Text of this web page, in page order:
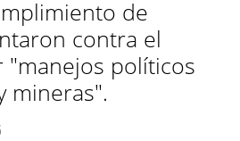
de
contra el
políticos
mineras".